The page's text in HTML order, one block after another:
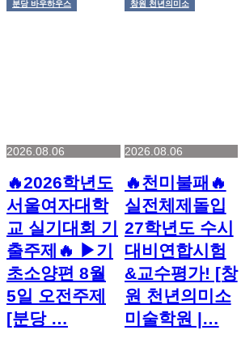
분당 바우하우스
2026.08.06
🔥2026학년도
서울여자대학
교 실기대회 기
출주제🔥 ▶기
초소양편 8월
5일 오전주제
[분당 …
창원 천년의미소
2026.08.06
🔥천미불패🔥
실전체제돌입
27학년도 수시
대비연합시험
&교수평가! [창
원 천년의미소
미술학원 |…